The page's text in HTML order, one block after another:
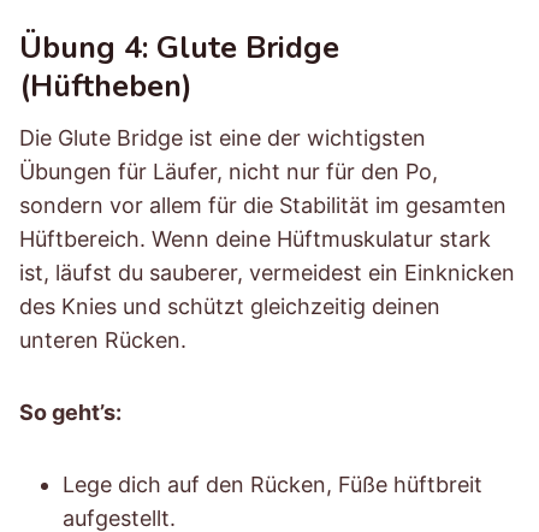
Übung 4: Glute Bridge
(Hüftheben)
Die Glute Bridge ist eine der wichtigsten
Übungen für Läufer, nicht nur für den Po,
sondern vor allem für die Stabilität im gesamten
Hüftbereich. Wenn deine Hüftmuskulatur stark
ist, läufst du sauberer, vermeidest ein Einknicken
des Knies und schützt gleichzeitig deinen
unteren Rücken.
So geht’s:
Lege dich auf den Rücken, Füße hüftbreit
aufgestellt.